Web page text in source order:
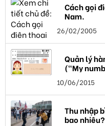
Cách gọi
Nam.
26/02/2005
Quản lý
("My
10/06/2015
Thu nhập
bao nhiêu?